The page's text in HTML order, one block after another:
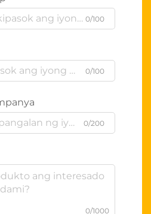
0/100
0/100
0/200
0/1000